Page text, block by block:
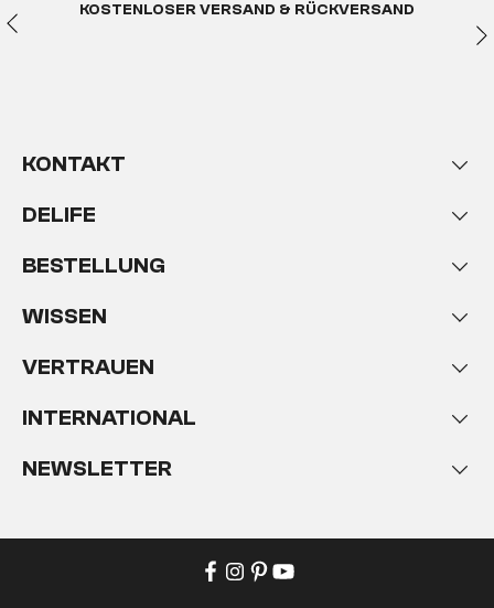
KOSTENLOSER VERSAND & RÜCKVERSAND
KONTAKT
DELIFE
BESTELLUNG
WISSEN
VERTRAUEN
INTERNATIONAL
NEWSLETTER